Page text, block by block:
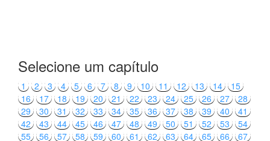
Selecione um capítulo
1 2 3 4 5 6 7 8 9 10 11 12 13 14
15
16
17 18 19 20 21 22 23 24 25 26 27
28
29
30 31 32 33 34 35 36 37 38 39 40
41
42
43 44 45 46 47 48 49 50 51 52 53
54
55
56 57 58 59 60 61 62 63 64 65 66
67